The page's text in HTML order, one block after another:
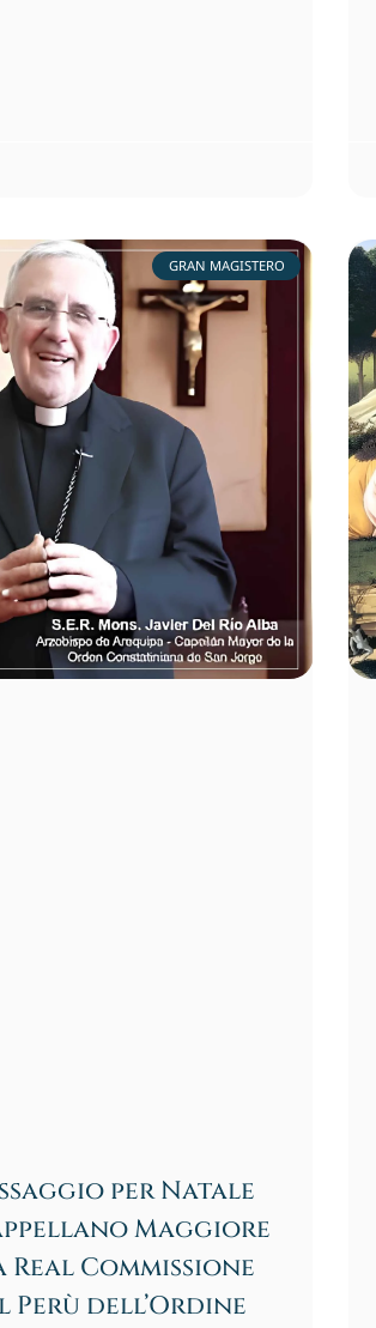
GRAN MAGISTERO
per Natale
Maggiore
Commissione
Perù dell’Ordine